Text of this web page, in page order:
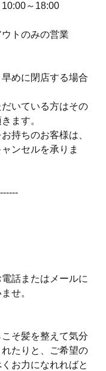
～18:00
トのみの営業
めに閉店する場合
いている方はその
ます。
持ちのお客様は、
ンセルを承りま
話またはメールに
せ。
そ髪を整えて気分
たりと、ご希望の
お力になれればと